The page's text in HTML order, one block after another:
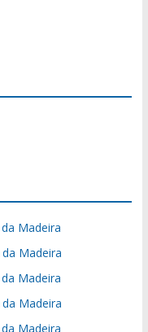
Madeira
Madeira
Madeira
Madeira
Madeira